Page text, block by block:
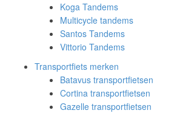
Koga Tandems
Multicycle tandems
Santos Tandems
Vittorio Tandems
Transportfiets merken
Batavus transportfietsen
Cortina transportfietsen
Gazelle transportfietsen